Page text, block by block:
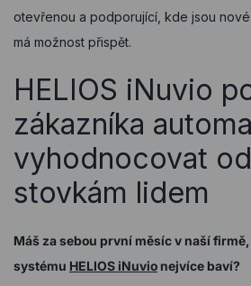
otevřenou a podporující, kde jsou
má možnost přispět.
HELIOS iNuvio
zákazníka
vyhodnocovat
stovkám lidem
Máš za sebou první měsíc v naší firmě,
systému HELIOS iNuvio nejvíce baví?